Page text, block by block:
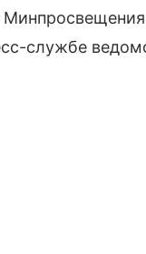
службе